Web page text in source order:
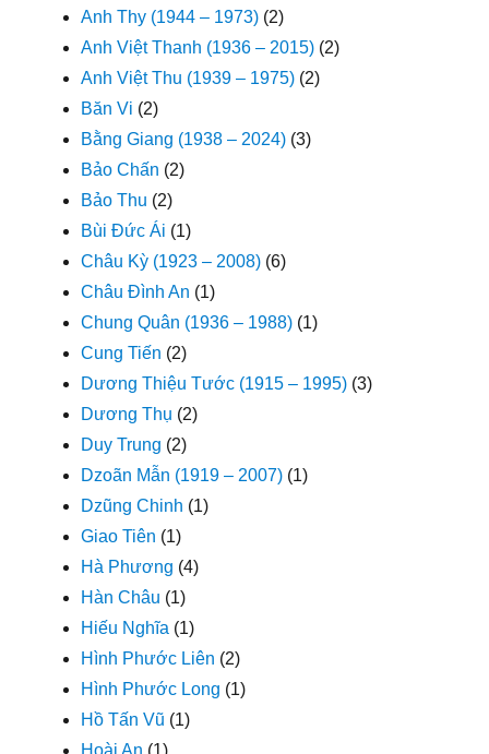
Anh Thy (1944 – 1973) (2)
Anh Việt Thanh (1936 – 2015) (2)
Anh Việt Thu (1939 – 1975) (2)
Băn Vi (2)
Bằng Giang (1938 – 2024) (3)
Bảo Chấn (2)
Bảo Thu (2)
Bùi Đức Ái (1)
Châu Kỳ (1923 – 2008) (6)
Châu Đình An (1)
Chung Quân (1936 – 1988) (1)
Cung Tiến (2)
Dương Thiệu Tước (1915 – 1995) (3)
Dương Thụ (2)
Duy Trung (2)
Dzoãn Mẫn (1919 – 2007) (1)
Dzũng Chinh (1)
Giao Tiên (1)
Hà Phương (4)
Hàn Châu (1)
Hiếu Nghĩa (1)
Hình Phước Liên (2)
Hình Phước Long (1)
Hồ Tấn Vũ (1)
Hoài An (1)